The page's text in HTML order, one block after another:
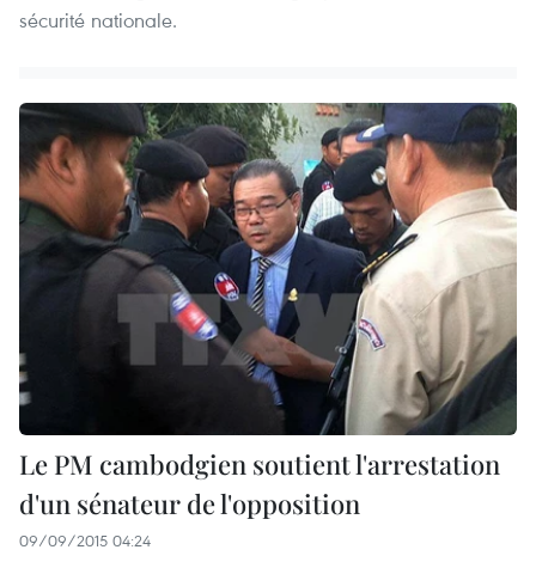
sécurité nationale.
Le PM cambodgien soutient l'arrestation
d'un sénateur de l'opposition
09/09/2015 04:24